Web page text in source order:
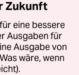
Zukunft
eine bessere
Ausgaben für
Ausgabe von
wäre, wenn